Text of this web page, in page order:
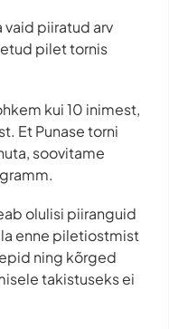
vaid piiratud arv
pilet tornis
kui 10 inimest,
Et Punase torni
soovitame
olulisi piiranguid
enne piletiostmist
ning kõrged
takistuseks ei